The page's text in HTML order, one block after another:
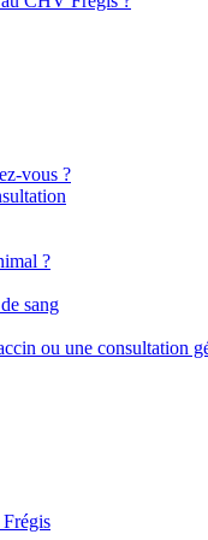
vous ?
?
sang
ou une consultation